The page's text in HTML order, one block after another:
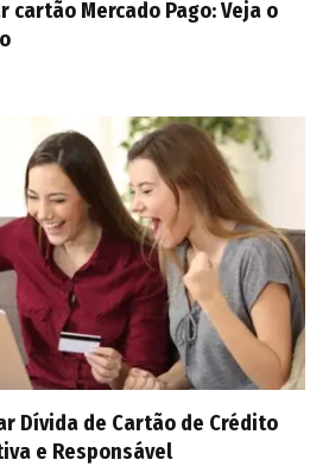
cartão Mercado Pago: Veja o
Dívida de Cartão de Crédito
e Responsável